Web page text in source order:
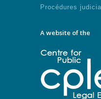
Procédures
A website of the